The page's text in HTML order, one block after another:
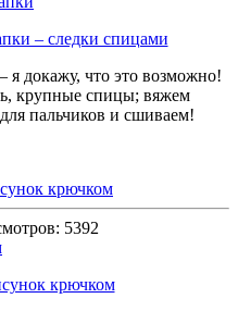
я докажу, что это возможно!
крупные спицы; вяжем
пальчиков и сшиваем!
крючком
5392